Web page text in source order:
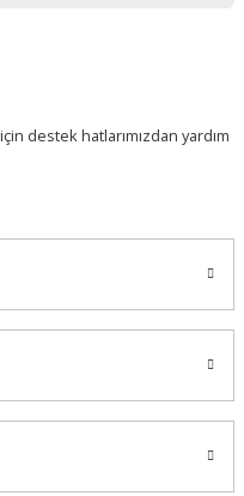
destek hatlarımızdan yardım